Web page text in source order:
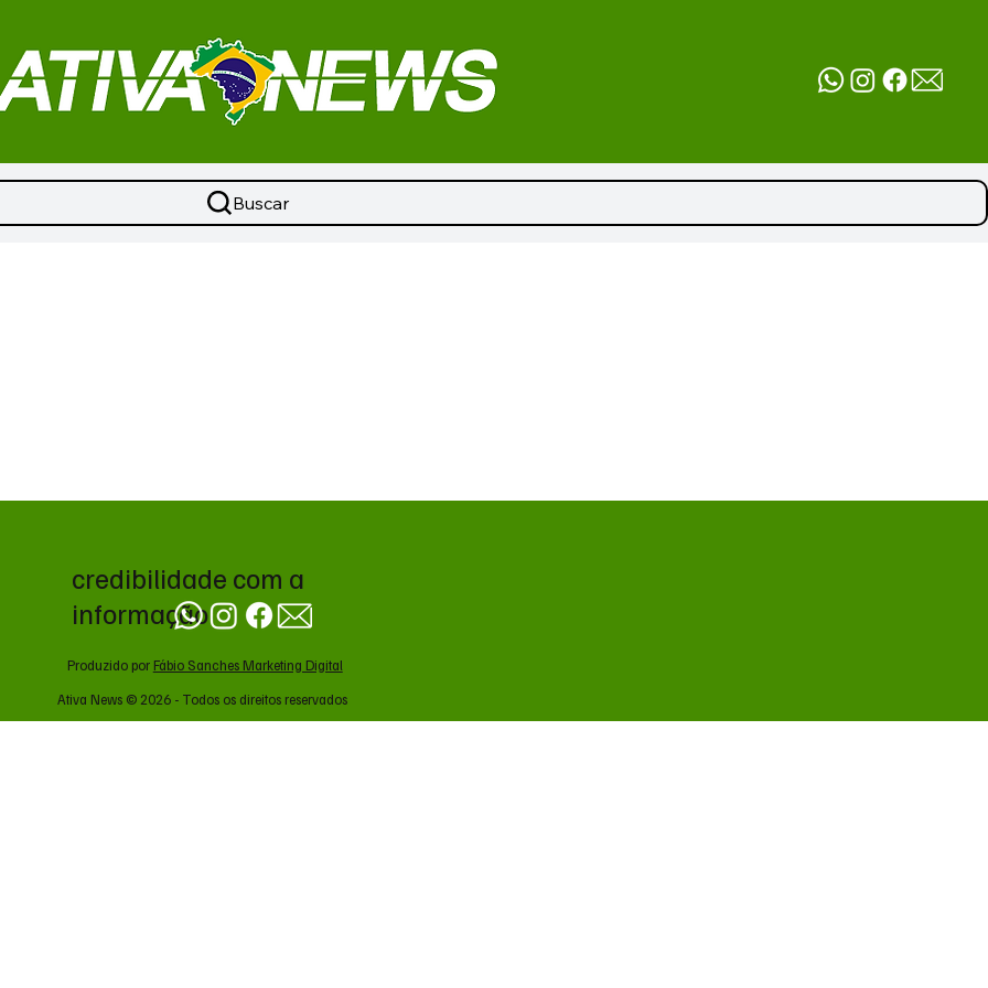
Buscar
credibilidade com a
informação
Produzido por Fábio Sanches Marketing Digital
Ativa News © 2026 - Todos os direitos reservados